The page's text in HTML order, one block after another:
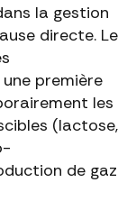
la gestion
directe. Le
première
les
(lactose,
de gaz